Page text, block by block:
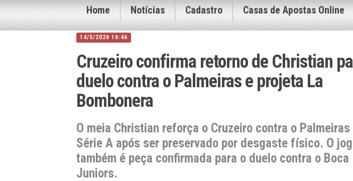
Home Notícias Cadastro Casas de Apostas Online
14/5/2026 16:46
Cruzeiro confirma retorno de Christian
duelo contra o Palmeiras e projeta La
Bombonera
O meia Christian reforça o Cruzeiro contra o Palmeiras
Série A após ser preservado por desgaste físico. O
também é peça confirmada para o duelo contra o Boca
Juniors.